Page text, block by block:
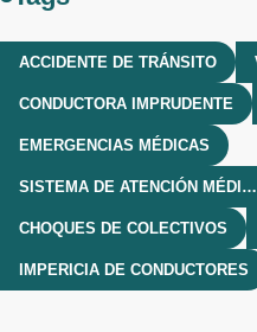
ACCIDENTE DE TRÁNSITO
CONDUCTORA IMPRUDENTE
EMERGENCIAS MÉDICAS
SISTEMA DE ATENCIÓN MÉDICA DE EMERGENCIAS
CHOQUES DE COLECTIVOS
IMPERICIA DE CONDUCTORES